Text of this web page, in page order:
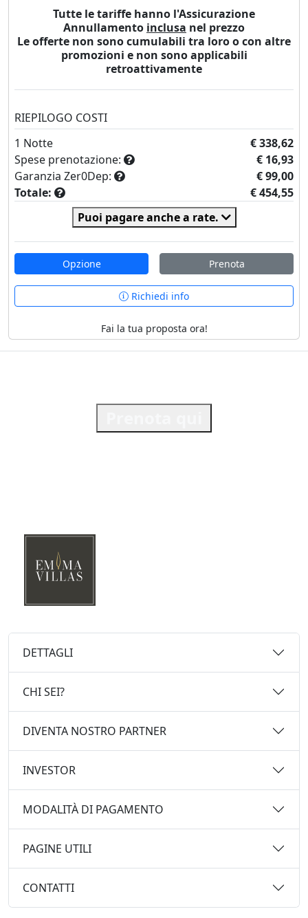
Tutte le tariffe hanno l'Assicurazione
Annullamento inclusa nel prezzo
Le offerte non sono cumulabili tra loro o con altre
promozioni e non sono applicabili
retroattivamente
RIEPILOGO COSTI
1 Notte
€ 338,62
Spese prenotazione:
€ 16,93
Garanzia Zer0Dep:
€ 99,00
Totale:
€ 454,55
Puoi pagare anche a rate.
Opzione Prenota
Richiedi info
Fai la tua proposta ora!
DETTAGLI
CHI SEI?
DIVENTA NOSTRO PARTNER
INVESTOR
MODALITÀ DI PAGAMENTO
PAGINE UTILI
CONTATTI